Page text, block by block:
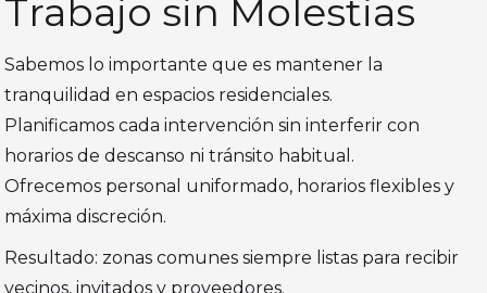
Trabajo sin Molestias
Sabemos lo importante que es mantener la
tranquilidad en espacios residenciales.
Planificamos cada intervención sin interferir con
horarios de descanso ni tránsito habitual.
Ofrecemos personal uniformado, horarios flexibles y
máxima discreción.
Resultado: zonas comunes siempre listas para recibir
vecinos, invitados y proveedores.